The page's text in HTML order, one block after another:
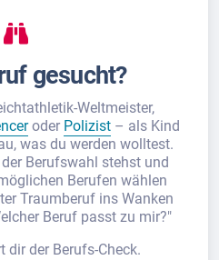
gesucht?
Weltmeister,
oder Polizist – als Kind
was du werden wolltest.
Berufswahl stehst und
Berufen wählen
Traumberuf ins Wanken
Beruf passt zu mir?"
dir der Berufs-Check.